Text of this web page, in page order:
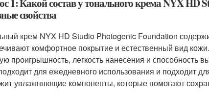
1: Какой состав у тонального крема NYX HD
свойства
крем NYX HD Studio Photogenic Foundation
комфортное покрытие и естественный вид
проигрышность, легкость нанесения и способность
для ежедневного использования и подходит
увлажняющие компоненты, которые помогают